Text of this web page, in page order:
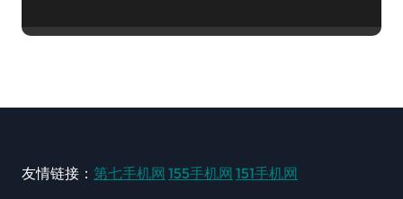
友情链接： 第七手机网 155手机网 151手机网